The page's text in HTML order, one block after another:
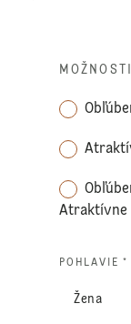
Atraktívne
POHLAVIE *